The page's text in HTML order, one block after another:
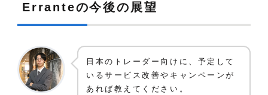
Erranteの今後の展望
日本のトレーダー向けに、予定して
いるサービス改善やキャンペーンが
あれば教えてください。